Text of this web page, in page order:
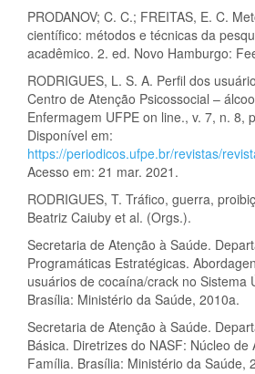
PRODANOV; C. C.; FREITAS, E. C.
científico: métodos e técnicas da
acadêmico. 2. ed. Novo Hamburgo:
RODRIGUES, L. S. A. Perfil dos
Centro de Atenção Psicossocial –
Enfermagem UFPE on line., v. 7, n. 8,
Disponível em:
https://periodicos.ufpe.br/revistas/
Acesso em: 21 mar. 2021.
RODRIGUES, T. Tráfico, guerra,
Beatriz Caiuby et al. (Orgs.).
Secretaria de Atenção à Saúde.
Programáticas Estratégicas.
usuários de cocaína/crack no Sistema
Brasília: Ministério da Saúde, 2010a.
Secretaria de Atenção à Saúde.
Básica. Diretrizes do NASF: Núcleo de
Família. Brasília: Ministério da Saúde,